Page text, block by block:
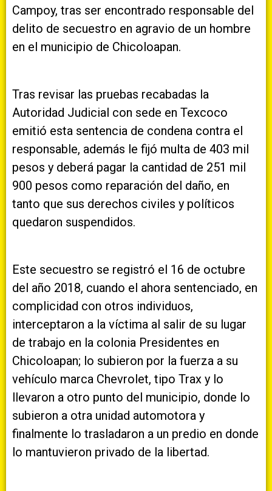
Campoy, tras ser encontrado responsable del
delito de secuestro en agravio de un hombre
en el municipio de Chicoloapan.
Tras revisar las pruebas recabadas la
Autoridad Judicial con sede en Texcoco
emitió esta sentencia de condena contra el
responsable, además le fijó multa de 403 mil
pesos y deberá pagar la cantidad de 251 mil
900 pesos como reparación del daño, en
tanto que sus derechos civiles y políticos
quedaron suspendidos.
Este secuestro se registró el 16 de octubre
del año 2018, cuando el ahora sentenciado, en
complicidad con otros individuos,
interceptaron a la víctima al salir de su lugar
de trabajo en la colonia Presidentes en
Chicoloapan; lo subieron por la fuerza a su
vehículo marca Chevrolet, tipo Trax y lo
llevaron a otro punto del municipio, donde lo
subieron a otra unidad automotora y
finalmente lo trasladaron a un predio en donde
lo mantuvieron privado de la libertad.